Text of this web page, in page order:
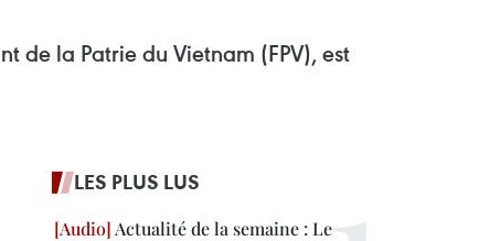
de la Patrie du Vietnam (FPV), est
LES PLUS LUS
Actualité de la semaine : Le